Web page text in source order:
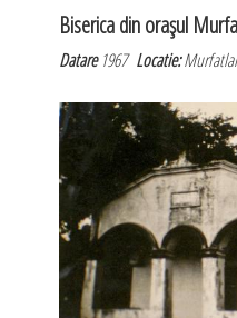
Biserica din oraşul
Datare1967Locatie: